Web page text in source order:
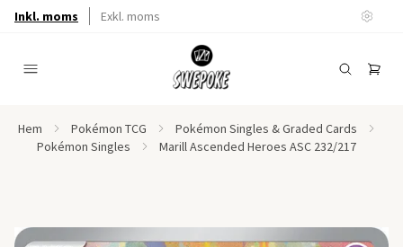
Inkl. moms Exkl. moms
Hem Pokémon TCG
Pokémon Singles & Graded Cards
Pokémon Singles
Marill Ascended Heroes ASC 232/217